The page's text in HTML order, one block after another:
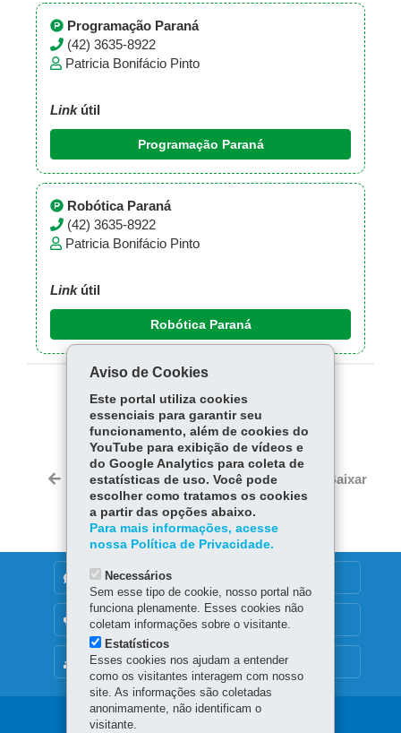
Programação Paraná
(42) 3635-8922
Patricia Bonifácio Pinto
Linkútil
Programação Paraná
Robótica Paraná
(42) 3635-8922
Patricia Bonifácio Pinto
Linkútil
Robótica Paraná
COMPARTILHE:
Fa
ce
bo
ok
Tw
itt
er
W
ha
ts
Ap
Voltar Início Imprimir Baixar
MAPA DO SITE
DENUNCIE CORRUPÇÃO
OUVIDORIA
Aviso de Cookies
Este portal utiliza cookies
essenciais para garantir seu
funcionamento, além de cookies do
YouTube para exibição de vídeos e
do Google Analytics para coleta de
estatísticas de uso. Você pode
escolher como tratamos os cookies
a partir das opções abaixo.
Para mais informações, acesse
nossa Política de Privacidade.
Necessários
Sem esse tipo de cookie, nosso portal não
funciona plenamente. Esses cookies não
coletam informações sobre o visitante.
Estatísticos
Esses cookies nos ajudam a entender
como os visitantes interagem com nosso
site. As informações são coletadas
anonimamente, não identificam o
visitante.